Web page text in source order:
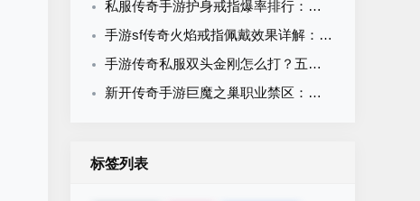
私服传奇手游护身戒指爆率排行：这5个怪物最容易出，刷取攻略全解析
手游sf传奇火焰戒指佩戴效果详解：三职业加成与获取攻略
手游传奇私服双头金刚怎么打？五大基本条件缺一不可
新开传奇手游巨魔之巢职业禁区：为什么前期道士不该去？
标签列表